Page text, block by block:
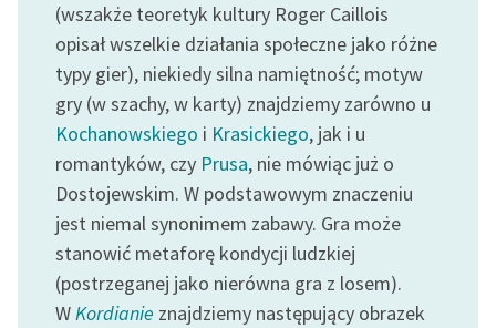
E-kolekcja lektur
szkolnych i literatury do
słuchania dla uczennic i
uczniów z
niepełnosprawnościami
Feministyczne inspiracje.
Popularyzacja
skandynawskiej literatury
feministycznej
Ręce pełne poezji
(wszakże teoretyk kultury Roger Caillois
opisał wszelkie działania społeczne jako różne
typy gier), niekiedy silna namiętność; motyw
gry (w szachy, w karty) znajdziemy zarówno u
Kochanowskiego i Krasickiego, jak i u
romantyków, czy Prusa, nie mówiąc już o
Dostojewskim. W podstawowym znaczeniu
jest niemal synonimem zabawy. Gra może
stanowić metaforę kondycji ludzkiej
(postrzeganej jako nierówna gra z losem).
WKordianie znajdziemy następujący obrazek